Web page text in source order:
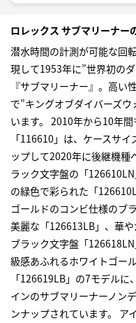
ロレックス サブマリーナー
潜水時間の計測が可能な回
現して1953年に”世界初の
『サブマリーナー』。高い
で”キングオブダイバーズ
います。 2010年から10年
「116610」は、ケースサ
ップして2020年に後継機種
ラック文字盤の「
の緑色で彩られた「
ゴールドのコンビ仕様のブ
美麗な「126613LB」、華
ブラック文字盤「
級感あふれるホワイトゴー
「126619LB」の7モデル
インのサブマリーナーノン
ンナップされています。 ア